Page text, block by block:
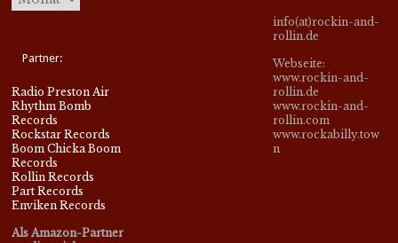
Partner:
Radio Preston Air
Rhythm Bomb
Records
Rockstar Records
Boom Chicka Boom
Records
Rollin Records
Part Records
Enviken Records
Als Amazon-Partner
info(at)rockin-and-
rollin.de
Webseite:
www.rockin-and-
rollin.de
www.rockin-and-
rollin.com
www.rockabilly.tow
n